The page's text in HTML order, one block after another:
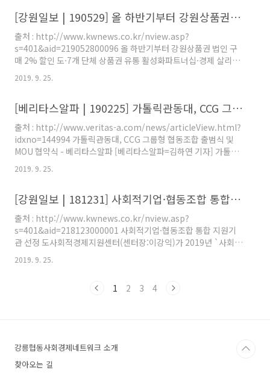
[강원일보 | 190529] 올 하반기부터 강원상품권 법인 구매 2% 할인
출처 : http://www.kwnews.co.kr/nview.asp?
s=401&aid=219052800096 올 하반기부터 강원상품권 법인 구
매 2% 할인 도·7개 단체 상품권 유통 활성화파트너십·경제 살리기
협약 체결 도는 28일 도내 사회적경제기업 등 7개 단체와 강원상품
권 유통 활성화를 위한 파트너십 구축 및 지역경제 살리기에 동참하
2019. 9. 25.
[베리타스알파 | 190225] 가톨릭관동대, CCG 그룹형 협동조합 출범식 및 MOU 협약식
출처 : http://www.veritas-a.com/news/articleView.html?
idxno=144994 가톨릭관동대, CCG 그룹형 협동조합 출범식 및
MOU 협약식 - 베리타스알파 [베리타스알파=김하연 기자] 가톨릭
관동대학교 LINC+사업단은2월 21일(목) 요셉관 세미나실에서 지
역 내 협동조합 3곳을 연합하여 그룹형 협동... www.veritas-
2019. 9. 25.
[강원일보 | 181231] 사회적기업·협동조합 통합 지원기관 선정
출처 : http://www.kwnews.co.kr/nview.asp?
s=401&aid=218123000001 사회적기업·협동조합 통합 지원기
관 선정 도사회적경제지원센터(센터장:이강익)가 2019년 `사회적
기업·협동조합 통합지원사업' 수행기관으로 선정됐다.강원권역 사
회적기업·협동조합 통합지원기관은 도사회적경제지원센터를 비롯
2019. 9. 25.
1 2 3 4
강릉협동사회경제네트워크 소개
찾아오는 길